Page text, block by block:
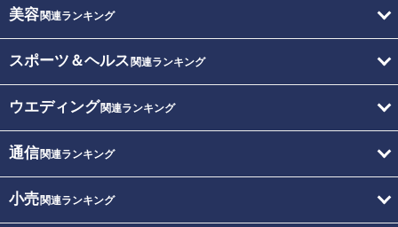
美容関連ランキング
スポーツ＆ヘルス 関連ランキング
ウエディング関連ランキング
通信関連ランキング
小売関連ランキング